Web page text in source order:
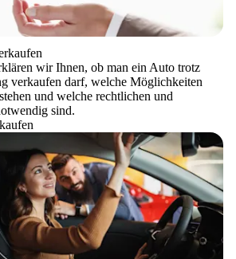
wir Ihnen, ob man ein Auto trotz
verkaufen darf, welche Möglichkeiten
und welche rechtlichen und
sind.